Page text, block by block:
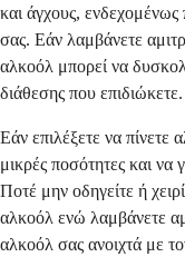
και άγχους, ενδεχομένως
σας. Εάν λαμβάνετε
αλκοόλ μπορεί να
διάθεσης που επιδιώκετε.
Εάν επιλέξετε να πίνετε
μικρές ποσότητες και
Ποτέ μην οδηγείτε ή
αλκοόλ ενώ λαμβάνετε
αλκοόλ σας ανοιχτά με